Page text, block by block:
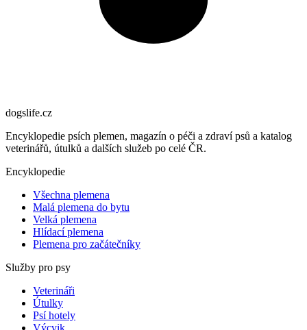
dogslife.cz
Encyklopedie psích plemen, magazín o péči a zdraví psů a katalog
veterinářů, útulků a dalších služeb po celé ČR.
Encyklopedie
Všechna plemena
Malá plemena do bytu
Velká plemena
Hlídací plemena
Plemena pro začátečníky
Služby pro psy
Veterináři
Útulky
Psí hotely